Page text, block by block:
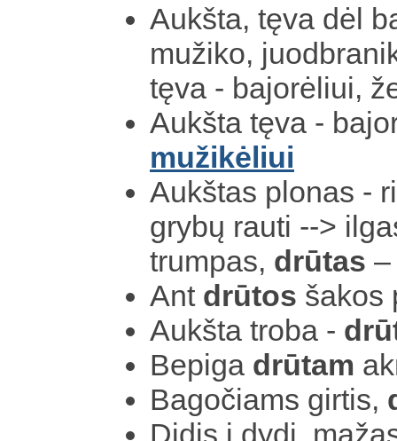
Aukšta, tęva dėl
mužiko,
tęva - bajorėliui,
Aukšta tęva -
mužikėliui
Aukštas plonas -
grybų rauti -->
trumpas, drūtas
Ant drūtos šakos
Aukšta troba -
Bepiga drūtam
Bagočiams girtis,
Didis į dydį,